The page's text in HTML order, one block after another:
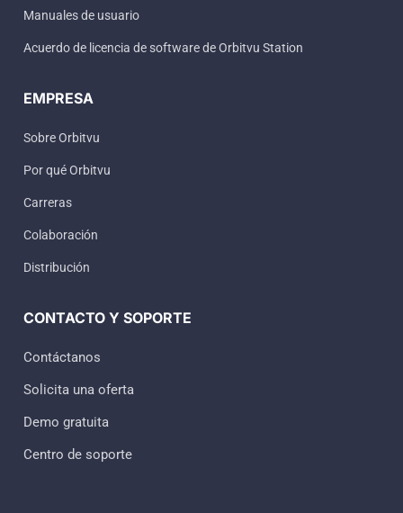
Manuales de usuario
Acuerdo de licencia de software de Orbitvu Station
EMPRESA
Sobre Orbitvu
Por qué Orbitvu
Carreras
Colaboración
Distribución
CONTACTO Y SOPORTE
Contáctanos
Solicita una oferta
Demo gratuita
Centro de soporte